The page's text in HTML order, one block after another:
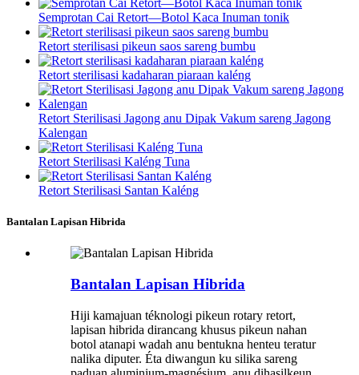
Semprotan Cai Retort—Botol Kaca Inuman tonik
Retort sterilisasi pikeun saos sareng bumbu
Retort sterilisasi kadaharan piaraan kaléng
Retort Sterilisasi Jagong anu Dipak Vakum sareng Jagong
Kalengan
Retort Sterilisasi Kaléng Tuna
Retort Sterilisasi Santan Kaléng
Bantalan Lapisan Hibrida
Bantalan Lapisan Hibrida
Hiji kamajuan téknologi pikeun rotary retort,
lapisan hibrida dirancang khusus pikeun nahan
botol atanapi wadah anu bentukna henteu teratur
nalika diputer. Éta diwangun ku silika sareng